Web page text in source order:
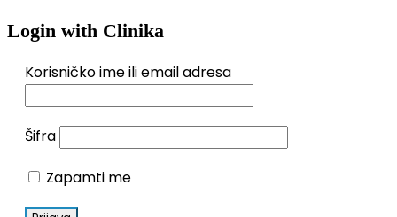
Login with Clinika
Korisničko ime ili email adresa
Šifra
Zapamti me